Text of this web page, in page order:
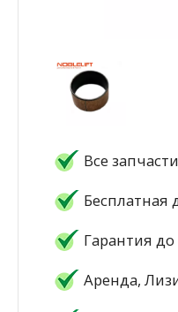
Все
Бесплатная
Гарантия до
Аренда,